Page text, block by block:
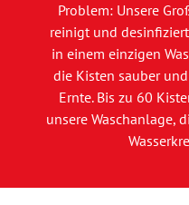
Problem: Unsere
reinigt und
in einem einzigen
die Kisten sauber
Ernte. Bis zu 60
unsere Waschanlage,